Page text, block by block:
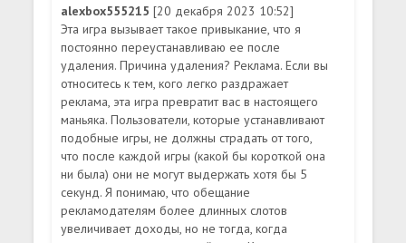
alexbox555215[20 декабря 2023 10:52]
Эта игра вызывает такое привыкание, что я
постоянно переустанавливаю ее после
удаления. Причина удаления? Реклама. Если вы
относитесь к тем, кого легко раздражает
реклама, эта игра превратит вас в настоящего
маньяка. Пользователи, которые устанавливают
подобные игры, не должны страдать от того,
что после каждой игры (какой бы короткой она
ни была) они не могут выдержать хотя бы 5
секунд. Я понимаю, что обещание
рекламодателям более длинных слотов
увеличивает доходы, но не тогда, когда